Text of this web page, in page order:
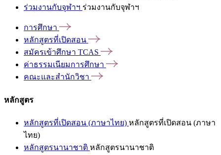
ร่วมงานกับจุฬาฯ ร่วมงานกับจุฬาฯ
การศึกษา
หลักสูตรที่เปิดสอน
สมัครเข้าศึกษา TCAS
ค่าธรรมเนียมการศึกษา
คณะและสำนักวิชา
หลักสูตร
หลักสูตรที่เปิดสอน (ภาษาไทย) หลักสูตรที่เปิดสอน (ภาษา
ไทย)
หลักสูตรนานาชาติ หลักสูตรนานาชาติ